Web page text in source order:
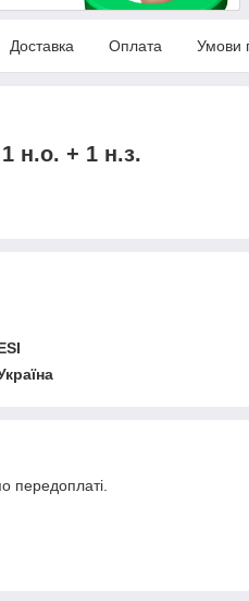
Доставка Оплата Умови
н.о. + 1 н.з.
передоплаті.